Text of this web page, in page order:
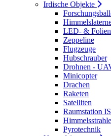
Irdische Objekte
LED- &
Zeppeline
Flugzeuge
Hubschrauber
Drohnen -
Minicopter
Drachen
Raketen
Satelliten
Raumstation
Pyrotechnik